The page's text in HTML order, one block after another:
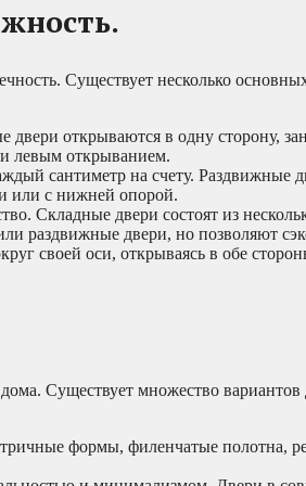
Существует несколько
открываются в одну сторону,
левым открыванием.
сантиметр на счету. Раздвижные
или с нижней опорой.
Складные двери состоят из
раздвижные двери, но позволяют
своей оси, открываясь в обе
Существует множество вариантов
формы, филенчатые полотна,